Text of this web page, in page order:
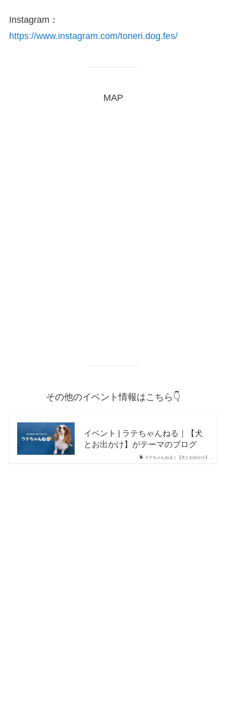
Instagram：
https://www.instagram.com/toneri.dog.fes/
MAP
その他のイベント情報はこちら👇
ラテちゃんねる｜【犬とお出かけ】...
イベント | ラテちゃんねる｜【犬
とお出かけ】がテーマのブログ